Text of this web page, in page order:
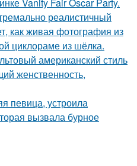
реалистичный
как живая фотография из
циклораме из шёлка.
американский стиль
женственность,
певица, устроила
вызвала бурное